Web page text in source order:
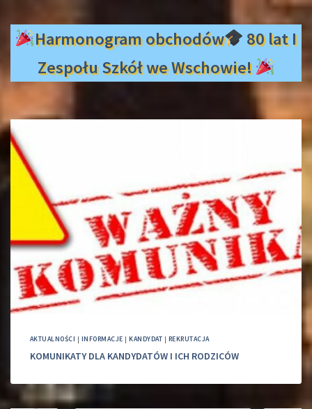
Harmonogram obchodów
80 lat I
Zespołu Szkół we Wschowie!
AKTUALNOŚCI | INFORMACJE |KANDYDAT | REKRUTACJA
KOMUNIKATY DLA KANDYDATÓW I ICH RODZICÓW